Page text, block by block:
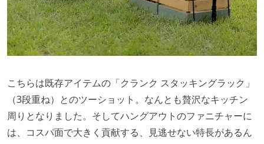
こちらは既存アイテムの「クランク スタッキングラック」
（3段重ね）とのツーショット。なんとも贅沢なキッチン
周りとなりました。そしてハングアウトのファニチャーに
は、コスパ面で大きく貢献する、見逃せない特長があるん